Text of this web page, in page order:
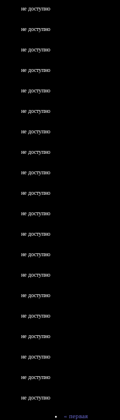
не доступно
не доступно
не доступно
не доступно
не доступно
не доступно
не доступно
не доступно
не доступно
не доступно
не доступно
не доступно
не доступно
не доступно
не доступно
не доступно
не доступно
не доступно
не доступно
не доступно
« первая